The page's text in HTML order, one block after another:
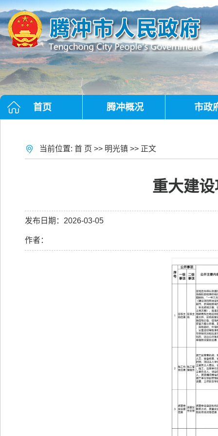
首页 腾冲概况 市政
当前位置: 首 页 >> 明光镇 >> 正文
重大建
发布日期：2026-03-05
作者：